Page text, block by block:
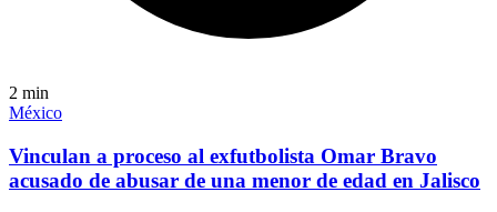
2 min
México
Vinculan a proceso al exfutbolista Omar Bravo
acusado de abusar de una menor de edad en Jalisco